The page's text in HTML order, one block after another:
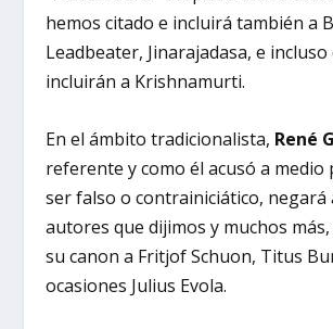
hemos citado e incluirá también a
Leadbeater, Jinarajadasa, e
incluirán a Krishnamurti.
En el ámbito tradicionalista, René
referente y como él acusó a medio
ser falso o contrainiciático, negará
autores que dijimos y muchos
su canon a Fritjof Schuon, Titus
ocasiones Julius Evola.